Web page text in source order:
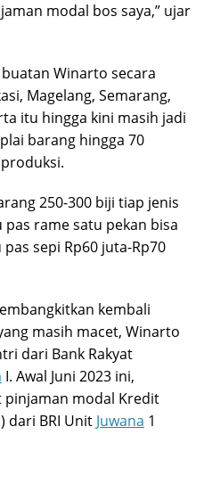
modal bos saya,” ujar
Winarto secara
Magelang, Semarang,
itu hingga kini masih jadi
barang hingga 70
250-300 biji tiap jenis
rame satu pekan bisa
sepi Rp60 juta-Rp70
kembali
masih macet, Winarto
dari Bank Rakyat
I. Awal Juni 2023 ini,
modal Kredit
dari BRI Unit Juwana 1